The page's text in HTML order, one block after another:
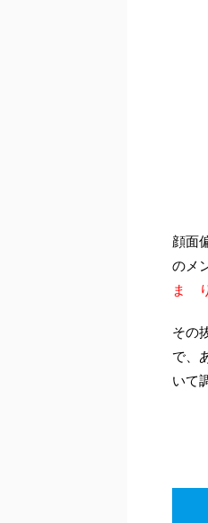
顔面
のメ
ま
その
で、
いて